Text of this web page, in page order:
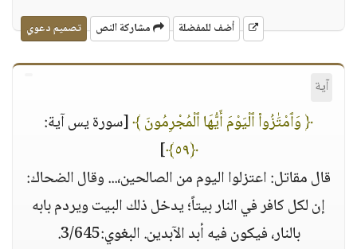
أضف للمفضلة مشاركة النص تصميم دعوي
آية
﴿ وَٱمْتَٰزُوا۟ ٱلْيَوْمَ أَيُّهَا ٱلْمُجْرِمُونَ ﴾[سورة يس آية:
﴿٥٩﴾
]
قال مقاتل: اعتزلوا اليوم من الصالحين،... وقال الضحاك:
إن لكل كافر في النار بيتاً؛ يدخل ذلك البيت ويردم بابه
بالنار، فيكون فيه أبد الآبدين. البغوي:3/645.